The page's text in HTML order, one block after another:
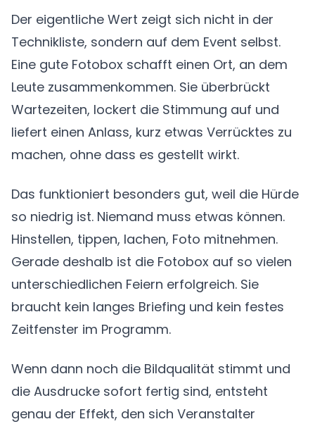
Der eigentliche Wert zeigt sich nicht in der
Technikliste, sondern auf dem Event selbst.
Eine gute Fotobox schafft einen Ort, an dem
Leute zusammenkommen. Sie überbrückt
Wartezeiten, lockert die Stimmung auf und
liefert einen Anlass, kurz etwas Verrücktes zu
machen, ohne dass es gestellt wirkt.
Das funktioniert besonders gut, weil die Hürde
so niedrig ist. Niemand muss etwas können.
Hinstellen, tippen, lachen, Foto mitnehmen.
Gerade deshalb ist die Fotobox auf so vielen
unterschiedlichen Feiern erfolgreich. Sie
braucht kein langes Briefing und kein festes
Zeitfenster im Programm.
Wenn dann noch die Bildqualität stimmt und
die Ausdrucke sofort fertig sind, entsteht
genau der Effekt, den sich Veranstalter